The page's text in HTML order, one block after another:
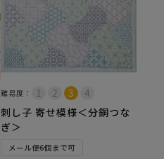
難易度：
刺し子 寄せ模様＜分銅つな
ぎ＞
メール便6個まで可